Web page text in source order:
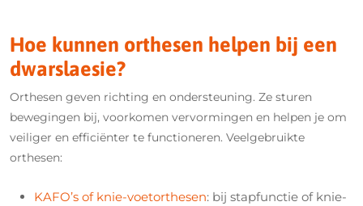
Hoe kunnen orthesen helpen bij een
dwarslaesie?
Orthesen geven richting en ondersteuning. Ze sturen
bewegingen bij, voorkomen vervormingen en helpen je om
veiliger en efficiënter te functioneren. Veelgebruikte
orthesen:
KAFO’s of knie-voetorthesen: bij stapfunctie of knie-